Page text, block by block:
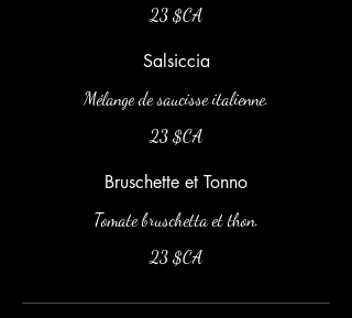
23 $CA
Salsiccia
Mélange de saucisse italienne.
23 $CA
Bruschette et Tonno
Tomate bruschetta et thon.
23 $CA